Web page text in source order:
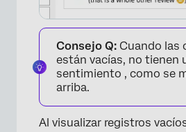
Consejo Q: Cuando las
están vacías, no tienen
sentimiento , como se
arriba.
Al visualizar registros